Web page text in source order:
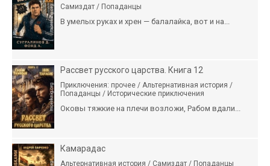
Самиздат / Попаданцы
В умелых руках и хрен — балалайка, вот и на...
Рассвет русского царства. Книга 12
Приключения: прочее / Альтернативная история /
Попаданцы / Исторические приключения
Оковы тяжкие на плечи возложи, Рабом вдали...
Камарадас
Альтернативная история / Самиздат / Попаданцы